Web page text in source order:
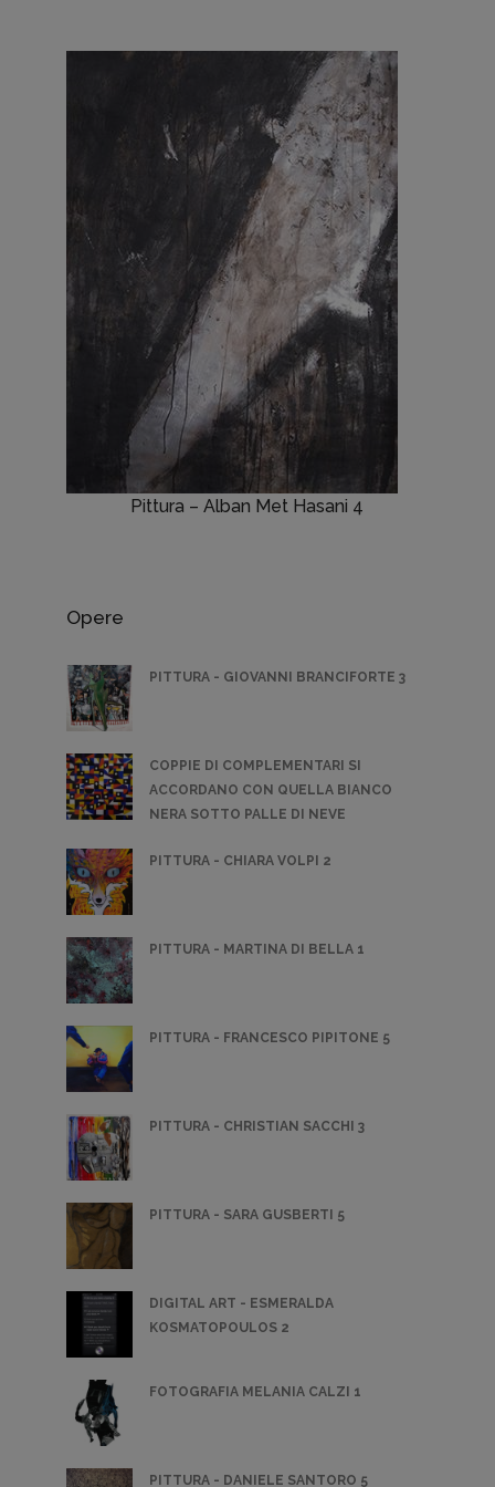
Pittura – Alban Met Hasani 4
Opere
PITTURA - GIOVANNI BRANCIFORTE 3
COPPIE DI COMPLEMENTARI SI
ACCORDANO CON QUELLA BIANCO
NERA SOTTO PALLE DI NEVE
PITTURA - CHIARA VOLPI 2
PITTURA - MARTINA DI BELLA 1
PITTURA - FRANCESCO PIPITONE 5
PITTURA - CHRISTIAN SACCHI 3
PITTURA - SARA GUSBERTI 5
DIGITAL ART - ESMERALDA
KOSMATOPOULOS 2
FOTOGRAFIA MELANIA CALZI 1
PITTURA - DANIELE SANTORO 5